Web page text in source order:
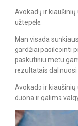
Avokadų ir kiaušinių
užtepėlė.
Man visada
gardžiai pasilepinti
paskutiniu metu
rezultatais dalinuosi
Avokado ir kiaušinių
duona ir galima